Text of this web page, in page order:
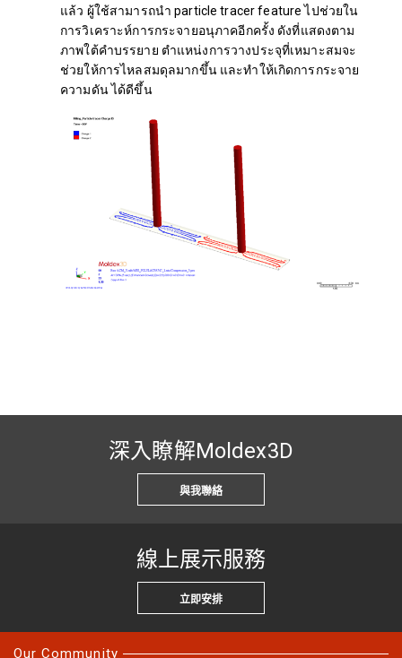
แล้ว ผู้ใช้สามารถนำ particle tracer feature ไปช่วยใน
การวิเคราะห์การกระจายอนุภาคอีกครั้ง ดังที่แสดงตาม
ภาพใต้คำบรรยาย ตำแหน่งการวางประจุที่เหมาะสมจะ
ช่วยให้การไหลสมดุลมากขึ้น และทำให้เกิดการกระจาย
ความดัน ได้ดีขึ้น
深入瞭解Moldex3D
與我聯絡
線上展示服務
立即安排
Our Community